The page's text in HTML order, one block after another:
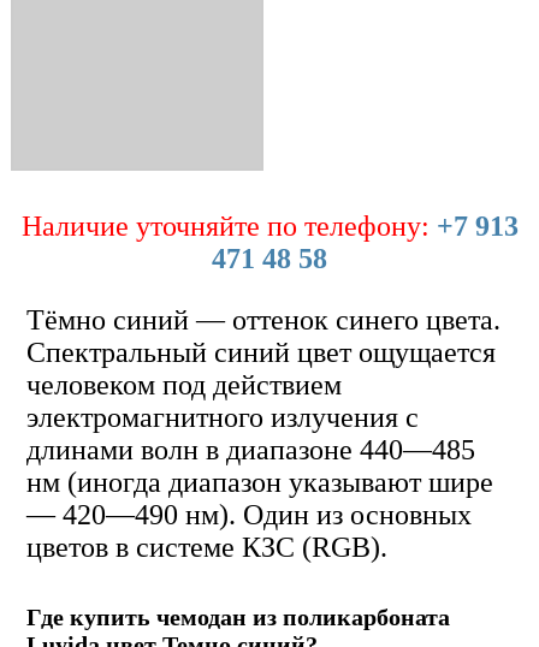
Наличие уточняйте по телефону: +7 913
471 48 58
Тёмно синий — оттенок синего цвета.
Спектральный синий цвет ощущается
человеком под действием
электромагнитного излучения с
длинами волн в диапазоне 440—485
нм (иногда диапазон указывают шире
— 420—490 нм). Один из основных
цветов в системе КЗС (RGB).
Где купить чемодан из поликарбоната